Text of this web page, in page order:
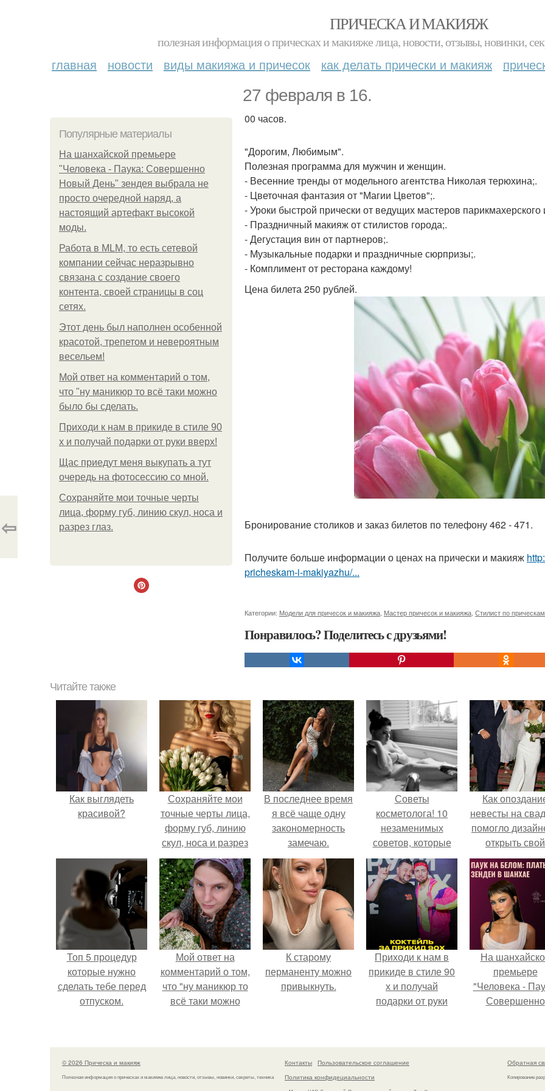
ПРИЧЕСКА И МАКИЯЖ
полезная информация о прическах и макияже лица, новости, отзывы, новинки,
главная новости виды макияжа и причесок как делать прически и макияж
27 февраля в 16.
Популярные материалы
На шанхайской премьере
"Человека - Паука: Совершенно
Новый День" зендея выбрала не
просто очередной наряд, а
настоящий артефакт высокой
моды.
Работа в MLM, то есть сетевой
компании сейчас неразрывно
связана с создание своего
контента, своей страницы в соц
сетях.
Этот день был наполнен особенной
красотой, трепетом и невероятным
весельем!
Мой ответ на комментарий о том,
что "ну маникюр то всё таки можно
было бы сделать.
Приходи к нам в прикиде в стиле 90
х и получай подарки от руки вверх!
Щас приедут меня выкупать а тут
очередь на фотосессию со мной.
Сохраняйте мои точные черты
лица, форму губ, линию скул, носа и
разрез глаз.
00 часов.
"Дорогим, Любимым".
Полезная программа для мужчин и женщин.
- Весенние тренды от модельного агентства Николая терюхина;.
- Цветочная фантазия от "Магии Цветов";.
- Уроки быстрой прически от ведущих мастеров парикмахерского
- Праздничный макияж от стилистов города;.
- Дегустация вин от партнеров;.
- Музыкальные подарки и праздничные сюрпризы;.
- Комплимент от ресторана каждому!
Цена билета 250 рублей.
Бронирование столиков и заказ билетов по телефону 462 - 471.
Получите больше информации о ценах на прически и макияж
pricheskam-i-makiyazhu/...
Категории: Модели для причесок и макияжа Мастер причесок и макияжа Стилист по
Понравилось? Поделитесь с друзьями!
⇦
Читайте также
Как выглядеть
красивой?
Сохраняйте мои
точные черты лица,
форму губ, линию
скул, носа и разрез
глаз.
В последнее время
я всё чаще одну
закономерность
замечаю.
Советы
косметолога! 10
незаменимых
советов, которые
позволят вашей
коже всегда
выглядеть
превосходно!
Как
невесты на
помогло
открыть свой
бренд.
Топ 5 процедур
которые нужно
сделать тебе перед
отпуском.
Мой ответ на
комментарий о том,
что "ну маникюр то
всё таки можно
К старому
перманенту можно
привыкнуть.
Приходи к нам в
прикиде в стиле 90
х и получай
подарки от руки
На
премьере
"Человека -
Совершенно
просто
наряд, а
артефакт
© 2026 Прическа и макияж
Полезная информация о прическах и макияже лица, новости, отзывы, новинки, секреты, техника
Контакты
Пользовательское соглашение
Политика конфидециальности
Обратная
Копирование